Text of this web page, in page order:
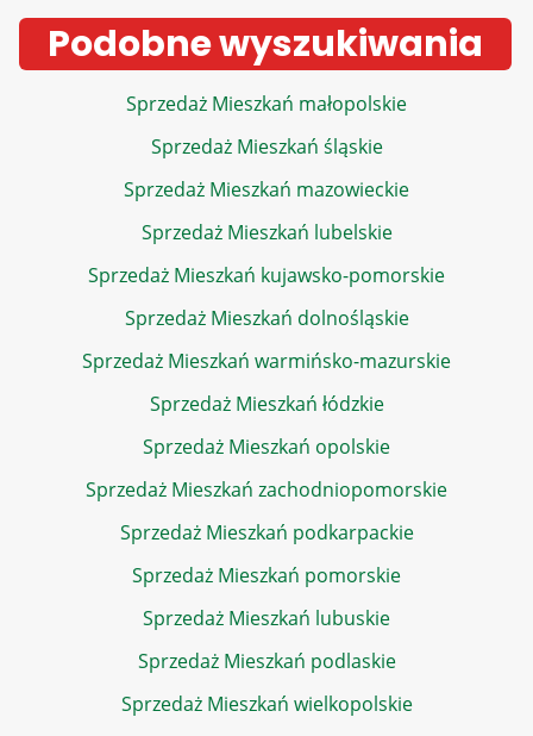
Podobne wyszukiwania
Sprzedaż Mieszkań małopolskie
Sprzedaż Mieszkań śląskie
Sprzedaż Mieszkań mazowieckie
Sprzedaż Mieszkań lubelskie
Sprzedaż Mieszkań kujawsko-pomorskie
Sprzedaż Mieszkań dolnośląskie
Sprzedaż Mieszkań warmińsko-mazurskie
Sprzedaż Mieszkań łódzkie
Sprzedaż Mieszkań opolskie
Sprzedaż Mieszkań zachodniopomorskie
Sprzedaż Mieszkań podkarpackie
Sprzedaż Mieszkań pomorskie
Sprzedaż Mieszkań lubuskie
Sprzedaż Mieszkań podlaskie
Sprzedaż Mieszkań wielkopolskie